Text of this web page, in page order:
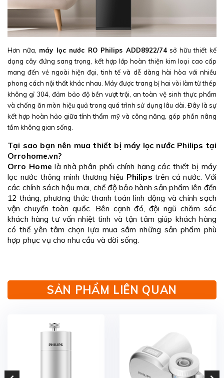
Hơn nữa, máy lọc nước RO Philips ADD8922/74sở hữu thiết kế
dạng cây đứng sang trọng, kết hợp lớp hoàn thiện kim loại cao cấp
mang đến vẻ ngoài hiện đại, tinh tế và dễ dàng hài hòa với nhiều
phong cách nội thất khác nhau. Máy được trang bị hai vòi làm từ thép
không gỉ 304, đảm bảo độ bền vượt trội, an toàn vệ sinh thực phẩm
và chống ăn mòn hiệu quả trong quá trình sử dụng lâu dài. Đây là sự
kết hợp hoàn hảo giữa tính thẩm mỹ và công năng, góp phần nâng
tầm không gian sống.
Tại sao bạn nên mua thiết bị máy lọc nước Philips tại
Orrohome.vn?
Orro Home là nhà phân phối chính hãng các thiết bị máy
lọc nước thông minh thương hiệu Philips trên cả nước. Với
các chính sách hậu mãi, chế độ bảo hành sản phẩm lên đến
12 tháng, phương thức thanh toán linh động và chính sạch
vận chuyển toàn quốc. Bên cạnh đó, đội ngũ chăm sóc
khách hàng tư vấn nhiệt tình và tận tâm giúp khách hàng
có thể yên tâm chọn lựa mua sắm những sản phẩm phù
hợp phục vụ cho nhu cầu và đời sống.
SẢN PHẨM LIÊN QUAN